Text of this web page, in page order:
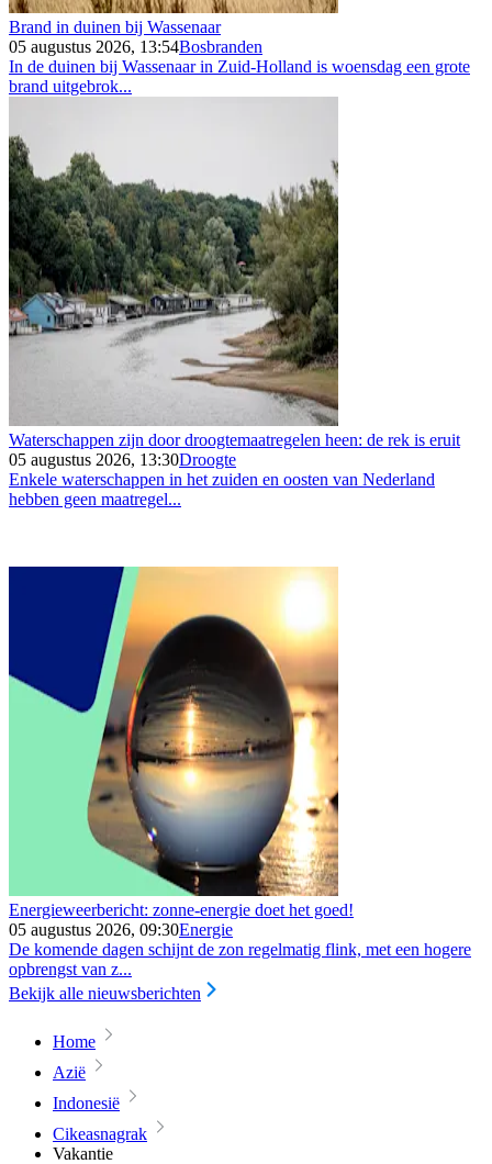
Brand in duinen bij Wassenaar
05 augustus 2026, 13:54Bosbranden
In de duinen bij Wassenaar in Zuid-Holland is woensdag een grote
brand uitgebrok...
Waterschappen zijn door droogtemaatregelen heen: de rek is eruit
05 augustus 2026, 13:30Droogte
Enkele waterschappen in het zuiden en oosten van Nederland
hebben geen maatregel...
Energieweerbericht: zonne-energie doet het goed!
05 augustus 2026, 09:30Energie
De komende dagen schijnt de zon regelmatig flink, met een hogere
opbrengst van z...
Bekijk alle nieuwsberichten
Home
Azië
Indonesië
Cikeasnagrak
Vakantie